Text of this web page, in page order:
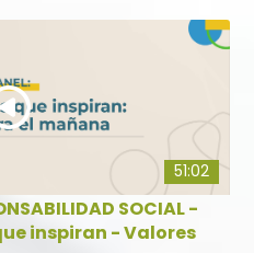
51:02
SOCIAL -
inspiran - Valores